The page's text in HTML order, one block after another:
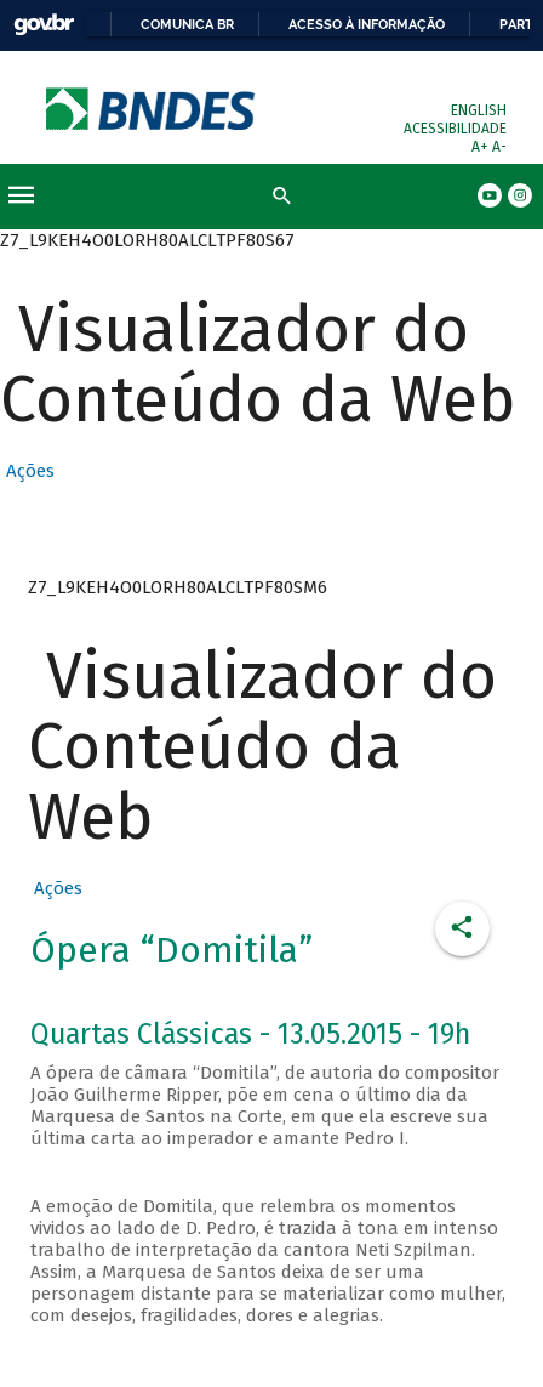
COMUNICA BR ACESSO À INFORMAÇÃO
ENGLISH
ACESSIBILIDADE
A+ A-
Z7_L9KEH4O0LORH80ALCLTPF80S67
Visualizador do
Conteúdo da Web
Ações
Z7_L9KEH4O0LORH80ALCLTPF80SM6
Visualizador do
Conteúdo da
Web
Ações
Ópera “Domitila”
Quartas Clássicas - 13.05.2015 - 19h
A ópera de câmara “Domitila”, de autoria do compositor
João Guilherme Ripper, põe em cena o último dia da
Marquesa de Santos na Corte, em que ela escreve sua
última carta ao imperador e amante Pedro I.
A emoção de Domitila, que relembra os momentos
vividos ao lado de D. Pedro, é trazida à tona em intenso
trabalho de interpretação da cantora Neti Szpilman.
Assim, a Marquesa de Santos deixa de ser uma
personagem distante para se materializar como mulher,
com desejos, fragilidades, dores e alegrias.